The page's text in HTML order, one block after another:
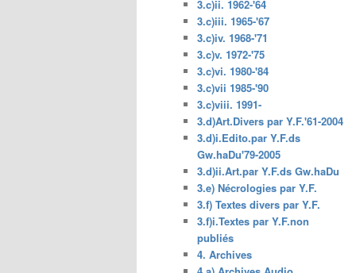
3.c)ii. 1962-'64
3.c)iii. 1965-'67
3.c)iv. 1968-'71
3.c)v. 1972-'75
3.c)vi. 1980-'84
3.c)vii 1985-'90
3.c)viii. 1991-
3.d)Art.Divers par Y.F.'61-2004
3.d)i.Edito.par Y.F.ds
Gw.haDu'79-2005
3.d)ii.Art.par Y.F.ds Gw.haDu
3.e) Nécrologies par Y.F.
3.f) Textes divers par Y.F.
3.f)i.Textes par Y.F.non
publiés
4. Archives